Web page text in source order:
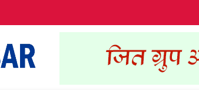
Dynamic Khabar
ALL NEWS IN NEPAL